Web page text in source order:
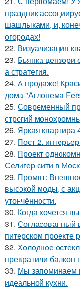
праздник
шашлыками, и,
огородах!
22. Визуализация
23. Бьянка цензори
а стратегия.
24. А продаже!
дома "Аглонема
25. Современный
строгий
26. Яркая квартира
27. Пост 2. интерьер.
28. Проект
Селигер сити в
29. Промпт:
высокой моды, с
утончённости.
30. Когда хочется
31. Согласованный
питерском проекте
32. Холодное
превратили балкон
33. Мы запоминаем
идеальной кухни.